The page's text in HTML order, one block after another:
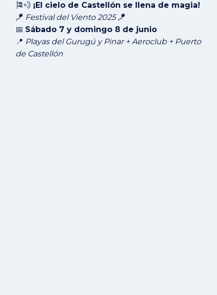
🎏💨 ¡El cielo de Castellón se llena de magia!
🪁 Festival del Viento 2025🪁
📅 Sábado 7 y domingo 8 de junio
📍 Playas del Gurugú y Pinar + Aeroclub + Puerto
de Castellón